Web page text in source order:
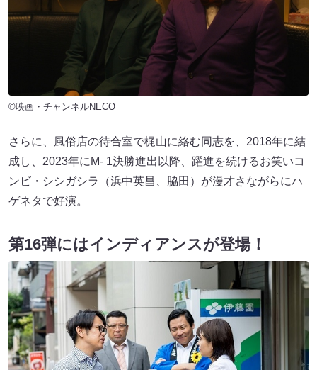
©映画・チャンネルNECO
さらに、風俗店の待合室で梶山に絡む同志を、2018年に結
成し、2023年にM- 1決勝進出以降、躍進を続けるお笑いコ
ンビ・シシガシラ（浜中英昌、脇田）が漫才さながらにハ
ゲネタで好演。
第16弾にはインディアンスが登場！